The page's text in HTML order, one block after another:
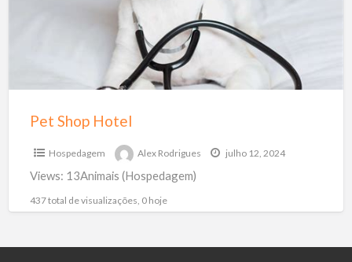
Pet Shop Hotel
Hospedagem Alex Rodrigues julho 12, 2024
Views: 13Animais (Hospedagem)
437 total de visualizações, 0 hoje